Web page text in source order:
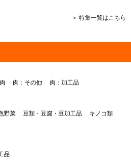
＞ 特集一覧はこちら
肉：その他 肉：加工品
野菜 豆類・豆腐・豆加工品
キノコ類
品